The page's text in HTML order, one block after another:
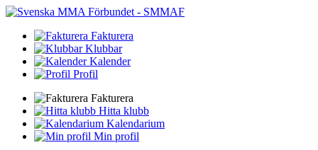
Fakturera
Klubbar
Kalender
Profil
Fakturera
Hitta klubb
Kalendarium
Min profil